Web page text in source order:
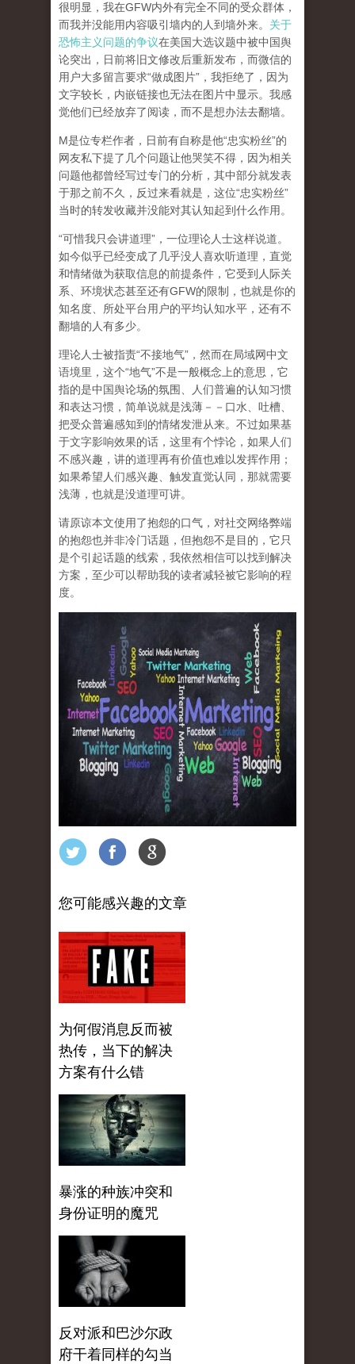
很明显，我在GFW内外有完全不同的受众群体，
而我并没能用内容吸引墙内的人到墙外来。 关于
恐怖主义问题的争议在美国大选议题中被中国舆
论突出，日前将旧文修改后重新发布，而微信的
用户大多留言要求“做成图片”，我拒绝了，因为
文字较长，内嵌链接也无法在图片中显示。我感
觉他们已经放弃了阅读，而不是想办法去翻墙。
M是位专栏作者，日前有自称是他“忠实粉丝”的
网友私下提了几个问题让他哭笑不得，因为相关
问题他都曾经写过专门的分析，其中部分就发表
于那之前不久，反过来看就是，这位“忠实粉丝”
当时的转发收藏并没能对其认知起到什么作用。
“可惜我只会讲道理”，一位理论人士这样说道。
如今似乎已经变成了几乎没人喜欢听道理，直觉
和情绪做为获取信息的前提条件，它受到人际关
系、环境状态甚至还有GFW的限制，也就是你的
知名度、所处平台用户的平均认知水平，还有不
翻墙的人有多少。
理论人士被指责“不接地气”，然而在局域网中文
语境里，这个“地气”不是一般概念上的意思，它
指的是中国舆论场的氛围、人们普遍的认知习惯
和表达习惯，简单说就是浅薄－－口水、吐槽、
把受众普遍感知到的情绪发泄从来。不过如果基
于文字影响效果的话，这里有个悖论，如果人们
不感兴趣，讲的道理再有价值也难以发挥作用；
如果希望人们感兴趣、触发直觉认同，那就需要
浅薄，也就是没道理可讲。
请原谅本文使用了抱怨的口气，对社交网络弊端
的抱怨也并非冷门话题，但抱怨不是目的，它只
是个引起话题的线索，我依然相信可以找到解决
方案，至少可以帮助我的读者减轻被它影响的程
度。
您可能感兴趣的文章
为何假消息反而被
热传，当下的解决
方案有什么错
暴涨的种族冲突和
身份证明的魔咒
反对派和巴沙尔政
府干着同样的勾当